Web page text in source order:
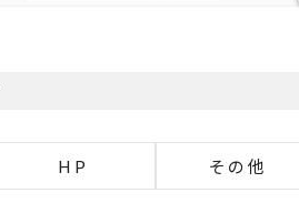
HP その他